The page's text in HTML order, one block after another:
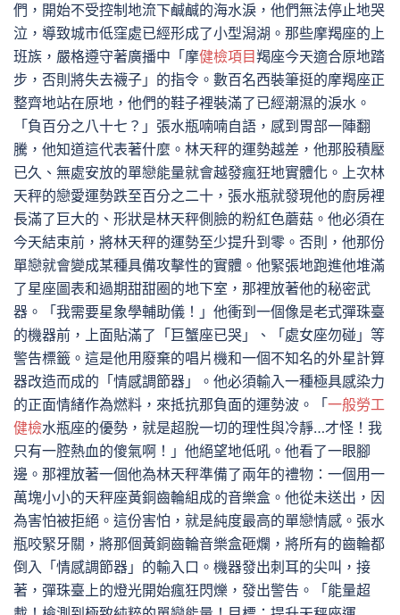
們，開始不受控制地流下鹹鹹的海水淚，他們無法停止地哭
泣，導致城市低窪處已經形成了小型潟湖。那些摩羯座的上
班族，嚴格遵守著廣播中「摩健檢項目羯座今天適合原地踏
步，否則將失去襪子」的指令。數百名西裝筆挺的摩羯座正
整齊地站在原地，他們的鞋子裡裝滿了已經潮濕的淚水。
「負百分之八十七？」張水瓶喃喃自語，感到胃部一陣翻
騰，他知道這代表著什麼。林天秤的運勢越差，他那股積壓
已久、無處安放的單戀能量就會越發瘋狂地實體化。上次林
天秤的戀愛運勢跌至百分之二十，張水瓶就發現他的廚房裡
長滿了巨大的、形狀是林天秤側臉的粉紅色蘑菇。他必須在
今天結束前，將林天秤的運勢至少提升到零。否則，他那份
單戀就會變成某種具備攻擊性的實體。他緊張地跑進他堆滿
了星座圖表和過期甜甜圈的地下室，那裡放著他的秘密武
器。「我需要星象學輔助儀！」他衝到一個像是老式彈珠臺
的機器前，上面貼滿了「巨蟹座已哭」、「處女座勿碰」等
警告標籤。這是他用廢棄的唱片機和一個不知名的外星計算
器改造而成的「情感調節器」。他必須輸入一種極具感染力
的正面情緒作為燃料，來抵抗那負面的運勢波。「一般勞工
健檢水瓶座的優勢，就是超脫一切的理性與冷靜…才怪！我
只有一腔熱血的傻氣啊！」他絕望地低吼。他看了一眼腳
邊。那裡放著一個他為林天秤準備了兩年的禮物：一個用一
萬塊小小的天秤座黃銅齒輪組成的音樂盒。他從未送出，因
為害怕被拒絕。這份害怕，就是純度最高的單戀情感。張水
瓶咬緊牙關，將那個黃銅齒輪音樂盒砸爛，將所有的齒輪都
倒入「情感調節器」的輸入口。機器發出刺耳的尖叫，接
著，彈珠臺上的燈光開始瘋狂閃爍，發出警告。「能量超